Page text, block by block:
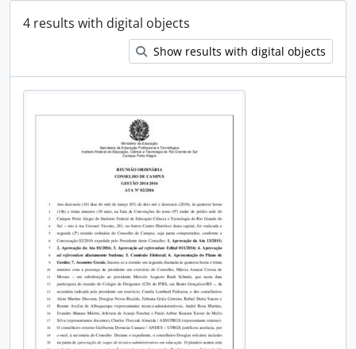
4 results with digital objects
Show results with digital objects